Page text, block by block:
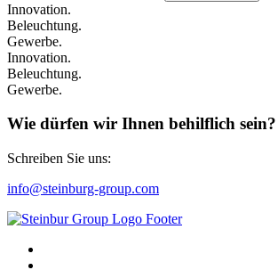
Innovation.
Beleuchtung.
Gewerbe.
Innovation.
Beleuchtung.
Gewerbe.
Wie dürfen wir Ihnen behilflich sein?
Schreiben Sie uns:
info@steinburg-group.com